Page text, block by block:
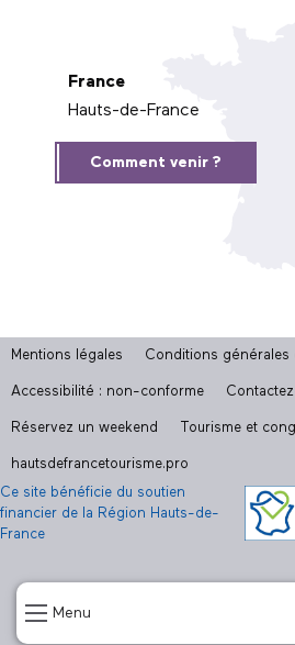
Menu
France
Hauts-de-France
Comment venir ?
Mentions légales Conditions générales
Accessibilité : non-conforme
Réservez un weekend Tourisme et
hautsdefrancetourisme.pro
Ce site bénéficie du soutien
financier de la Région Hauts-de-
France